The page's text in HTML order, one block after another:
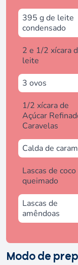
395 g de leite
condensado
2 e 1/2 xícara
leite
3 ovos
1/2 xícara de
Açúcar
Caravelas
Calda de
Lascas de coco
queimado
Lascas de
amêndoas
Modo de